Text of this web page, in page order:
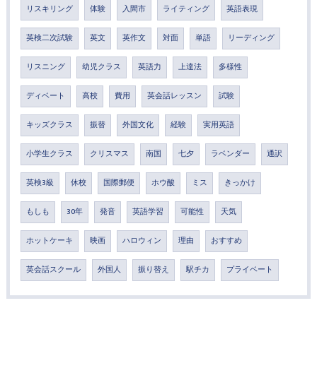
リスキリング 体験 入間市 ライティング 英語表現
英検二次試験 英文 英作文 対面 単語 リーディング
リスニング 幼児クラス 英語力 上達法 多様性
ディベート 高校 費用 英会話レッスン 試験
キッズクラス 振替 外国文化 経験 実用英語
小学生クラス クリスマス 南国 七夕 ラベンダー 通訳
英検3級 休校 国際郵便 ホウ酸 ミス きっかけ
もしも 30年 発音 英語学習 可能性 天気
ホットケーキ 映画 ハロウィン 理由 おすすめ
英会話スクール 外国人 振り替え 駅チカ プライベート